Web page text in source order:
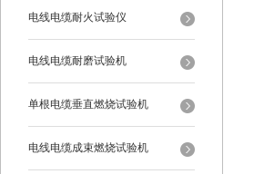
电线电缆耐火试验仪
电线电缆耐磨试验机
单根电缆垂直燃烧试验机
电线电缆成束燃烧试验机